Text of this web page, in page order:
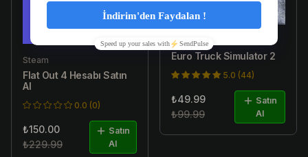
Steam
Flat Out 4 Hesabı Satın
Al
0.0 (0)
₺150.00
₺229.99
Satın
Al
Steam
Euro Truck Simulator 2
5.0 (44)
₺49.99
₺99.99
Satın
Al